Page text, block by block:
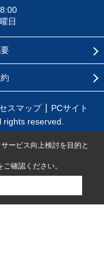
日
スマップ
PCサイト
reserved.
ービス向上検討を目的と
ご確認ください。